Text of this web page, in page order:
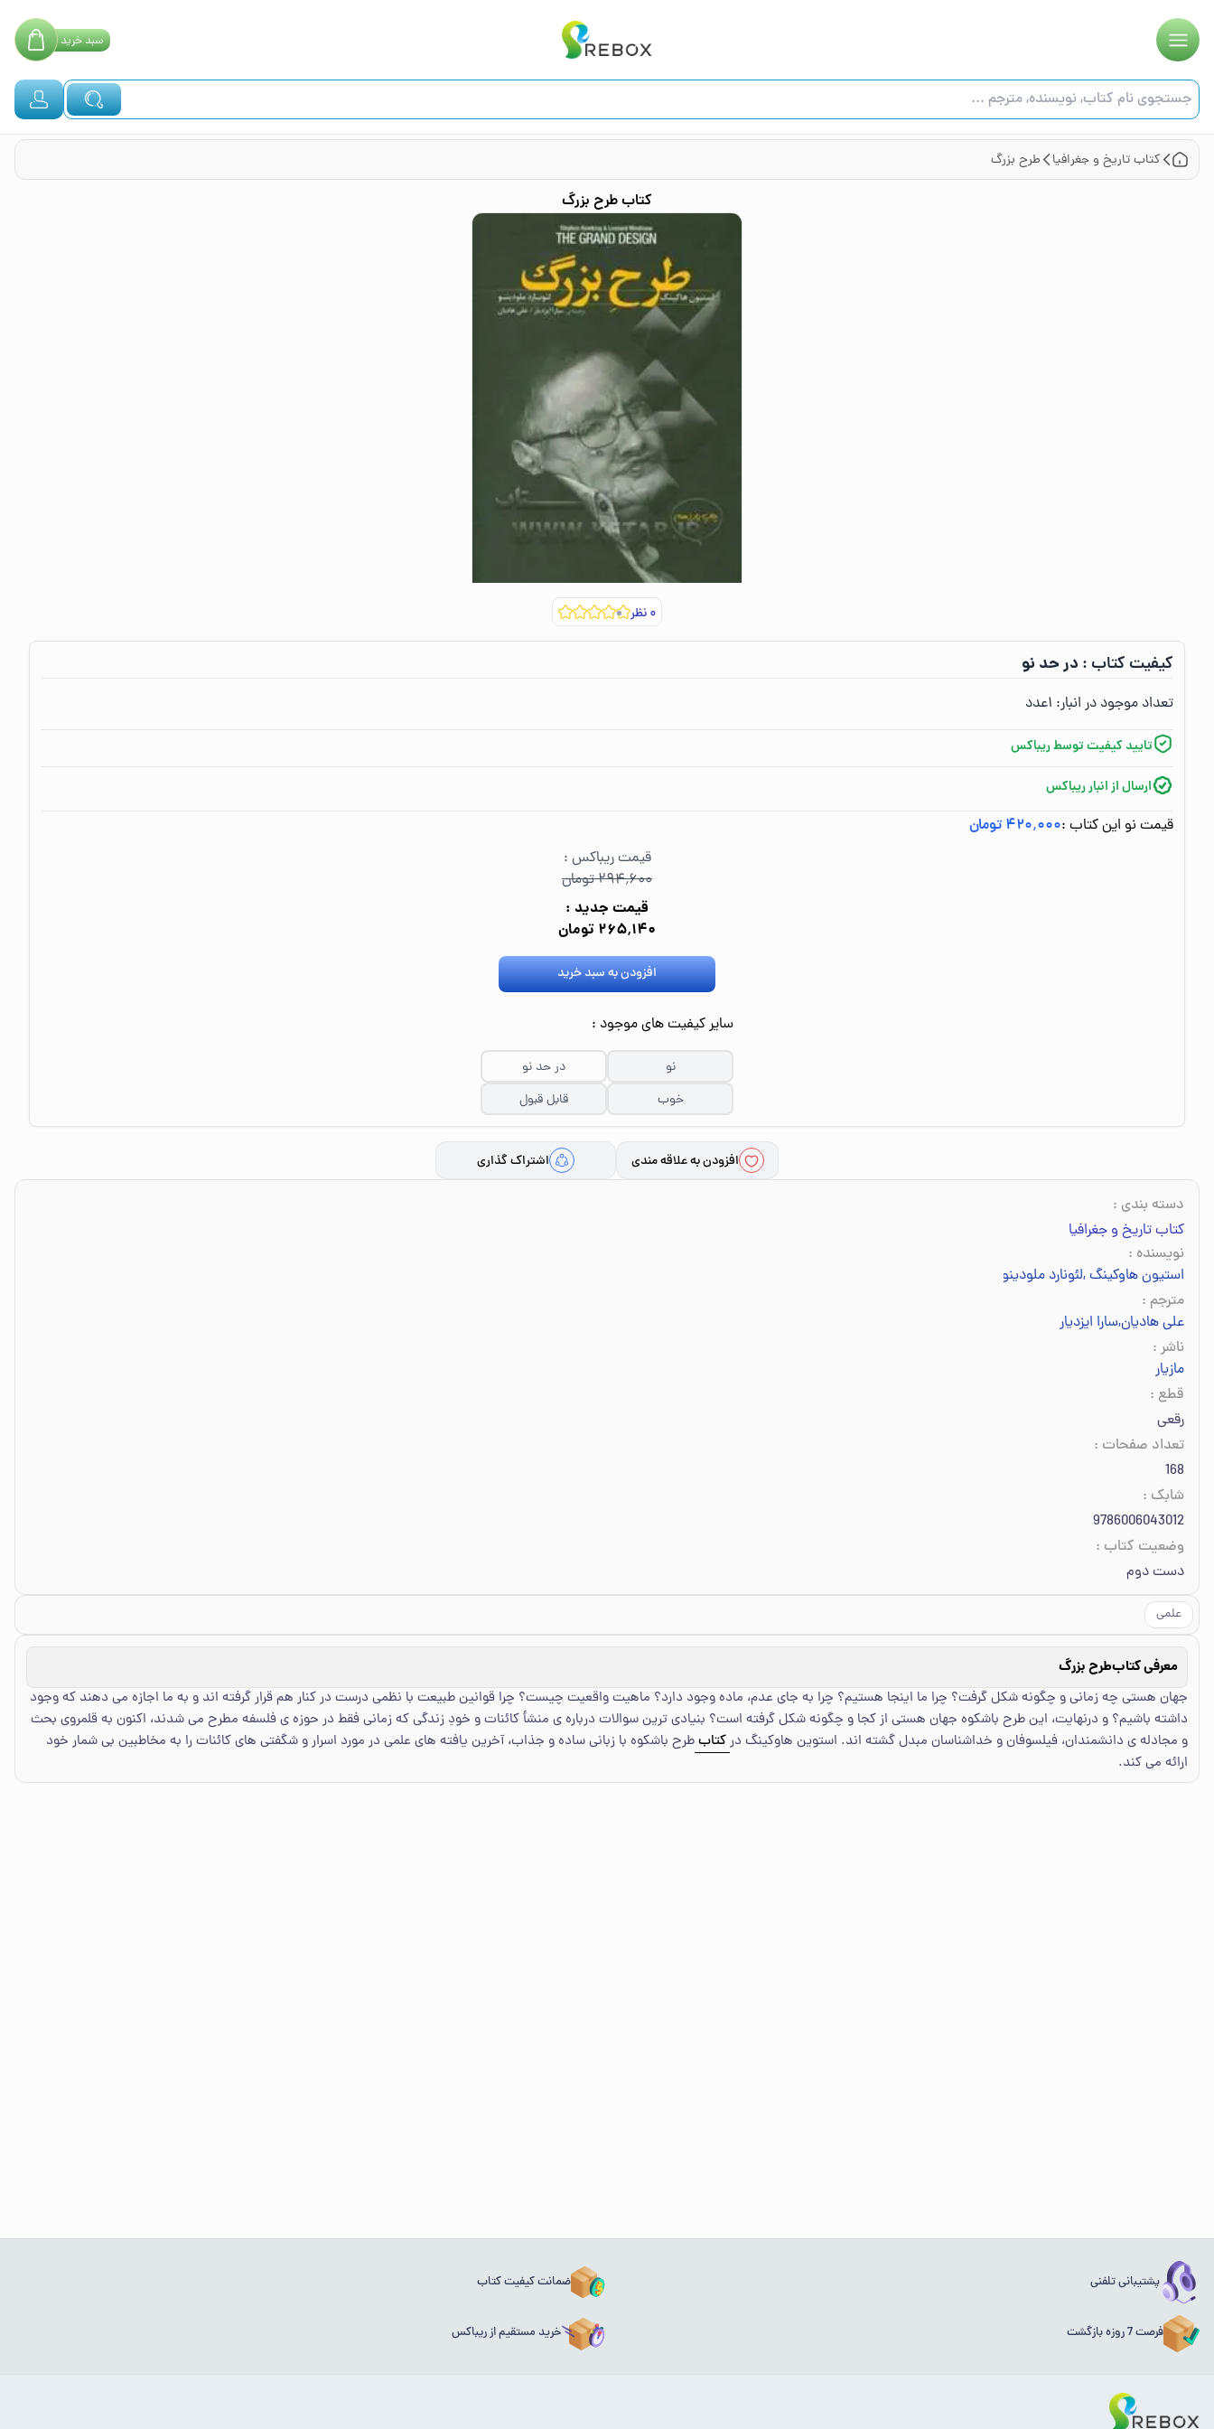
سبدخرید
کتابتاریخ و جغرافیا طرح بزرگ
کتابطرح بزرگ
۰نظر
کیفیت کتاب :‌در حد نو
تعداد موجود در انبار:‌ ۱عدد
تایید کیفیت توسط ریباکس
ارسال از انبار ریباکس
قیمت نو این کتاب :۴۲۰٬۰۰۰ تومان
قیمت ریباکس :
۲۹۴٬۶۰۰ تومان
قیمت جدید :
۲۶۵٬۱۴۰ تومان
افزودن به سبد خرید
سایر کیفیت های موجود :
نو
در حد نو
خوب
قابل قبول
افزودن به علاقه مندی اشتراک گذاری
دسته بندی :
کتاب تاریخ و جغرافیا
نویسنده :
استیون هاوکینگ,لئونارد ملودینو
مترجم :
علی هادیان,سارا ایزدیار
ناشر :
مازیار
قطع :
رقعی
تعداد صفحات :
168
شابک :
9786006043012
وضعیت کتاب :
دست دوم
علمی
معرفی کتابطرح بزرگ
جهان هستی چه زمانی و چگونه شکل گرفت؟ چرا ما اینجا هستیم؟ چرا به جای عدم، ماده وجود دارد؟ ماهیت واقعیت چیست؟ چرا قوانین طبیعت با نظمی درست در کنار هم قرار گرفته اند و به ما اجازه می دهند که وجود
داشته باشیم؟ و درنهایت، این طرح باشکوه جهان هستی از کجا و چگونه شکل گرفته است؟ بنیادی ترین سوالات درباره ی منشأ کائنات و خودِ زندگی که زمانی فقط در حوزه ی فلسفه مطرح می شدند، اکنون به قلمروی بحث
و مجادله ی دانشمندان، فیلسوفان و خداشناسان مبدل گشته اند. استوین هاوکینگ درکتابطرح باشکوه با زبانی ساده و جذاب، آخرین یافته های علمی در مورد اسرار و شگفتی های کائنات را به مخاطبین بی شمار خود
ارائه می کند.
پشتیبانی تلفنی ضمانت کیفیت کتاب
فرصت 7 روزه بازگشت خرید مستقیم از ریباکس